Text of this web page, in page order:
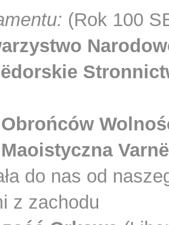
(Rok 100
do nas od
z zachodu